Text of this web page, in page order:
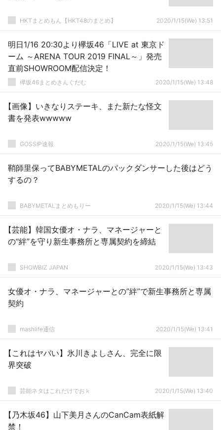
HKTまとめもん【HKT48のまとめ】 2020/1/15(We) 13:51
明日1/16 20:30より欅坂46「LIVE at 東京ド
ーム ～ARENA TOUR 2019 FINAL～」発売
直前SHOWROOM配信決定！
欅坂46まとめきんぐだむ 2020/1/15(We) 13:48
【画像】いきなりステーキ、また新たな怪文
書を発表wwwww
GOSSIP速報 2020/1/15(We) 13:45
鞘師里保ってBABYMETALのバックダンサーした後はどう
するの？
BABYMETALまとめもりー 2020/1/15(We) 13:44
【芸能】韓国女優オ・ナラ、マネージャーと
の“絆”を守り新生事務所と専属契約を締結
SHOWBIZ JAPAN 2020/1/15(We) 13:43
女優オ・ナラ、マネージャーとの”絆”で新生事務所と専属
契約
mashlife通信 2020/1/15(We) 13:41
【これはヤバい】氷川きよしさん、完全に限
界突破
芸能ネタはこれだけでおｋ 2020/1/15(We) 13:40
【乃木坂46】山下美月さんのCanCam表紙解
禁！